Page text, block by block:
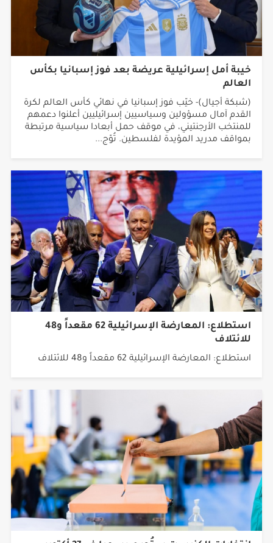
خيبة أمل إسرائيلية عريضة بعد فوز إسبانيا بكأس
العالم
(شبكة أجيال)- خيّب فوز إسبانيا في نهائي كأس العالم لكرة
القدم آمال مسؤولين وسياسيين إسرائيليين أعلنوا دعمهم
للمنتخب الأرجنتيني، في موقف حمل أبعادا سياسية مرتبطة
بمواقف مدريد المؤيدة لفلسطين. تُوّج...
استطلاع: المعارضة الإسرائيلية 62 مقعداً و48
للائتلاف
استطلاع: المعارضة الإسرائيلية 62 مقعداً و48 للائتلاف